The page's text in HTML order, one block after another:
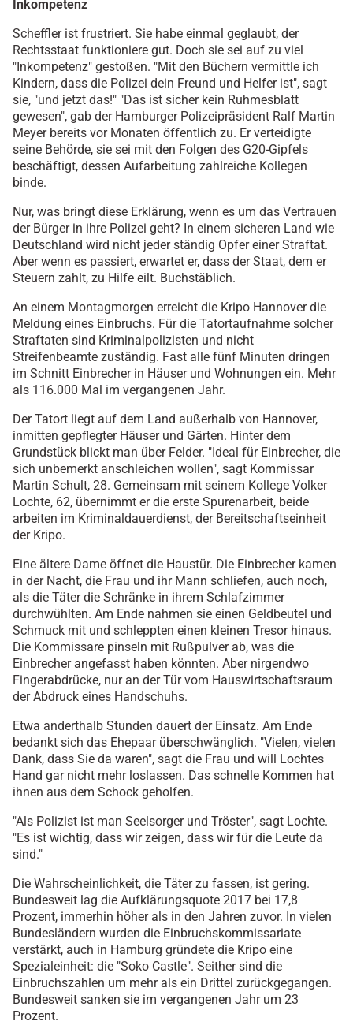
Inkompetenz
Scheffler ist frustriert. Sie habe einmal geglaubt, der
Rechtsstaat funktioniere gut. Doch sie sei auf zu viel
"Inkompetenz" gestoßen. "Mit den Büchern vermittle ich
Kindern, dass die Polizei dein Freund und Helfer ist", sagt
sie, "und jetzt das!" "Das ist sicher kein Ruhmesblatt
gewesen", gab der Hamburger Polizeipräsident Ralf Martin
Meyer bereits vor Monaten öffentlich zu. Er verteidigte
seine Behörde, sie sei mit den Folgen des G20-Gipfels
beschäftigt, dessen Aufarbeitung zahlreiche Kollegen
binde.
Nur, was bringt diese Erklärung, wenn es um das Vertrauen
der Bürger in ihre Polizei geht? In einem sicheren Land wie
Deutschland wird nicht jeder ständig Opfer einer Straftat.
Aber wenn es passiert, erwartet er, dass der Staat, dem er
Steuern zahlt, zu Hilfe eilt. Buchstäblich.
An einem Montagmorgen erreicht die Kripo Hannover die
Meldung eines Einbruchs. Für die Tatortaufnahme solcher
Straftaten sind Kriminalpolizisten und nicht
Streifenbeamte zuständig. Fast alle fünf Minuten dringen
im Schnitt Einbrecher in Häuser und Wohnungen ein. Mehr
als 116.000 Mal im vergangenen Jahr.
Der Tatort liegt auf dem Land außerhalb von Hannover,
inmitten gepflegter Häuser und Gärten. Hinter dem
Grundstück blickt man über Felder. "Ideal für Einbrecher, die
sich unbemerkt anschleichen wollen", sagt Kommissar
Martin Schult, 28. Gemeinsam mit seinem Kollege Volker
Lochte, 62, übernimmt er die erste Spurenarbeit, beide
arbeiten im Kriminaldauerdienst, der Bereitschaftseinheit
der Kripo.
Eine ältere Dame öffnet die Haustür. Die Einbrecher kamen
in der Nacht, die Frau und ihr Mann schliefen, auch noch,
als die Täter die Schränke in ihrem Schlafzimmer
durchwühlten. Am Ende nahmen sie einen Geldbeutel und
Schmuck mit und schleppten einen kleinen Tresor hinaus.
Die Kommissare pinseln mit Rußpulver ab, was die
Einbrecher angefasst haben könnten. Aber nirgendwo
Fingerabdrücke, nur an der Tür vom Hauswirtschaftsraum
der Abdruck eines Handschuhs.
Etwa anderthalb Stunden dauert der Einsatz. Am Ende
bedankt sich das Ehepaar überschwänglich. "Vielen, vielen
Dank, dass Sie da waren", sagt die Frau und will Lochtes
Hand gar nicht mehr loslassen. Das schnelle Kommen hat
ihnen aus dem Schock geholfen.
"Als Polizist ist man Seelsorger und Tröster", sagt Lochte.
"Es ist wichtig, dass wir zeigen, dass wir für die Leute da
sind."
Die Wahrscheinlichkeit, die Täter zu fassen, ist gering.
Bundesweit lag die Aufklärungsquote 2017 bei 17,8
Prozent, immerhin höher als in den Jahren zuvor. In vielen
Bundesländern wurden die Einbruchskommissariate
verstärkt, auch in Hamburg gründete die Kripo eine
Spezialeinheit: die "Soko Castle". Seither sind die
Einbruchszahlen um mehr als ein Drittel zurückgegangen.
Bundesweit sanken sie im vergangenen Jahr um 23
Prozent.